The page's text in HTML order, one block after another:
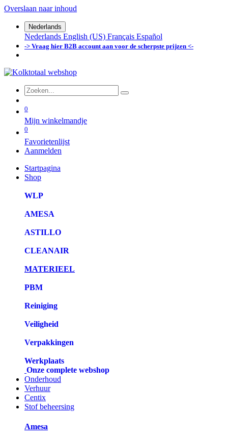
Overslaan naar inhoud
Nederlands
Nederlands English (US) Français Español
-> Vraag hier B2B account aan voor de scherpste prijzen <-
0
Mijn winkelmandje
0
Favorietenlijst
Aanmelden
Startpagina
Shop
WLP
AMESA
ASTILLO
CLEANAIR
MATERIEEL
PBM
Reiniging
Veiligheid
Verpakkingen
Werkplaats
Onze complete webshop
Onderhoud
Verhuur
Centix
Stof beheersing
Amesa